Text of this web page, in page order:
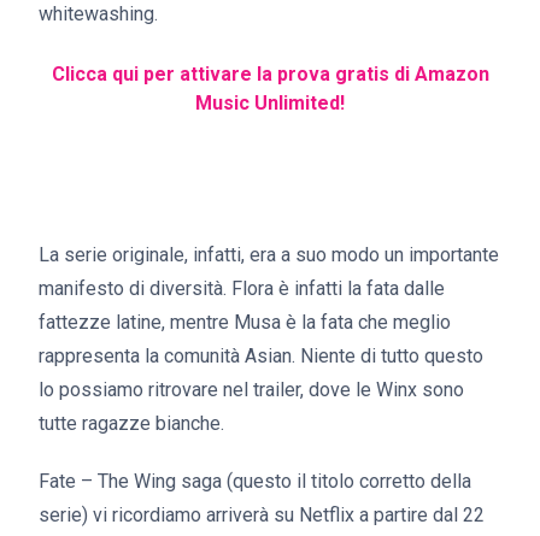
whitewashing.
Clicca qui per attivare la prova gratis di Amazon
Music Unlimited!
La serie originale, infatti, era a suo modo un importante
manifesto di diversità. Flora è infatti la fata dalle
fattezze latine, mentre Musa è la fata che meglio
rappresenta la comunità Asian. Niente di tutto questo
lo possiamo ritrovare nel trailer, dove le Winx sono
tutte ragazze bianche.
Fate – The Wing saga (questo il titolo corretto della
serie) vi ricordiamo arriverà su Netflix a partire dal 22